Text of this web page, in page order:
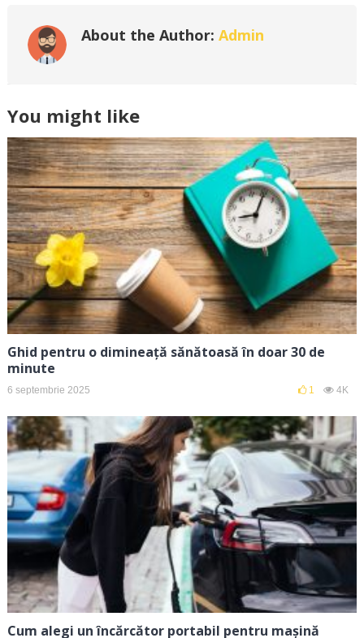
About the Author: Admin
You might like
Ghid pentru o dimineață sănătoasă în doar 30 de
minute
6 septembrie 2025 1 4K
Cum alegi un încărcător portabil pentru mașină